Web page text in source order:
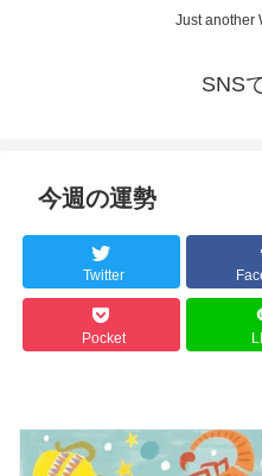
Just another
SNS
今週の運勢
Twitter
Pocket